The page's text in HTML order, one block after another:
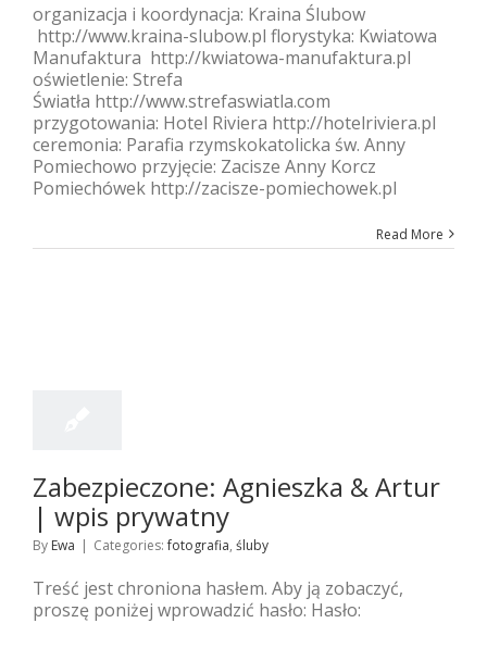
organizacja i koordynacja: Kraina Ślubow
http://www.kraina-slubow.pl florystyka: Kwiatowa
Manufaktura http://kwiatowa-manufaktura.pl
oświetlenie: Strefa
Światła http://www.strefaswiatla.com
przygotowania: Hotel Riviera http://hotelriviera.pl
ceremonia: Parafia rzymskokatolicka św. Anny
Pomiechowo przyjęcie: Zacisze Anny Korcz
Pomiechówek http://zacisze-pomiechowek.pl
Read More
Zabezpieczone: Agnieszka & Artur
| wpis prywatny
By Ewa | Categories:fotografia, śluby
Treść jest chroniona hasłem. Aby ją zobaczyć,
proszę poniżej wprowadzić hasło: Hasło: